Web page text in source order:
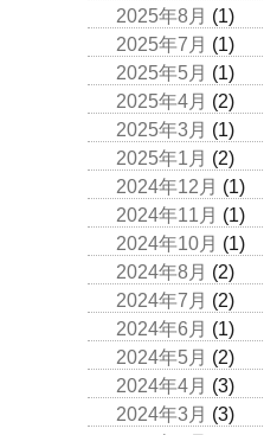
2025年8月 (1)
2025年7月 (1)
2025年5月 (1)
2025年4月 (2)
2025年3月 (1)
2025年1月 (2)
2024年12月 (1)
2024年11月 (1)
2024年10月 (1)
2024年8月 (2)
2024年7月 (2)
2024年6月 (1)
2024年5月 (2)
2024年4月 (3)
2024年3月 (3)